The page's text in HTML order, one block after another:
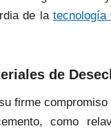
de la tecnología
de
firme compromiso
como